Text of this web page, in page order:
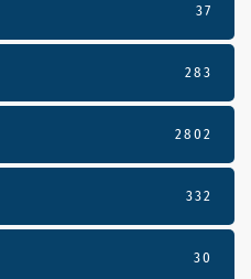
37
283
2802
332
30